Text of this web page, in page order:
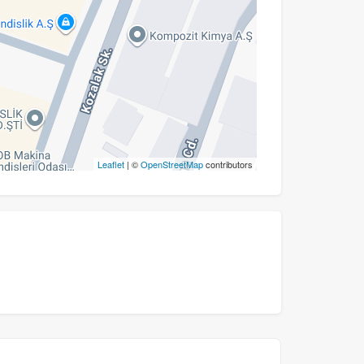
Leaflet | ©OpenStreetMapcontributors